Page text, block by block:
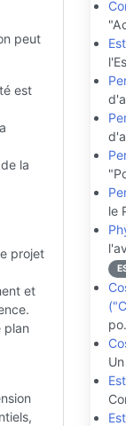
peut
est
la
projet
et
plan
le